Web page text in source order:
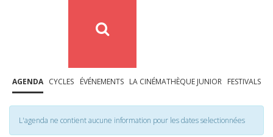
AGENDA CYCLES ÉVÉNEMENTS LA CINÉMATHÈQUE JUNIOR FESTIVALS
L'agenda ne contient aucune information pour les dates selectionnées